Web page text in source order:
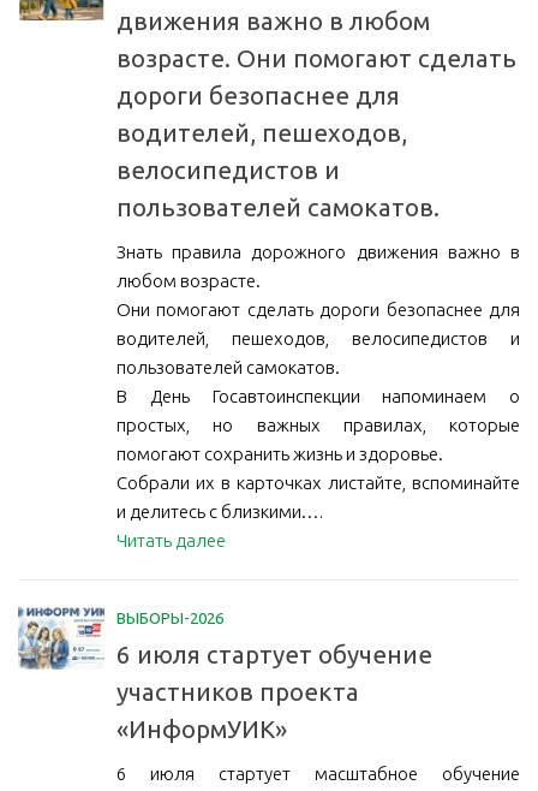
движения важно в любом
возрасте. Они помогают сделать
дороги безопаснее для
водителей, пешеходов,
велосипедистов и
пользователей самокатов.
Знать правила дорожного движения важно в
любом возрасте.
Они помогают сделать дороги безопаснее для
водителей, пешеходов, велосипедистов и
пользователей самокатов.
В День Госавтоинспекции напоминаем о
простых, но важных правилах, которые
помогают сохранить жизнь и здоровье.
Собрали их в карточках листайте, вспоминайте
и делитесь с близкими.…
Читать далее
ВЫБОРЫ-2026
6 июля стартует обучение
участников проекта
«ИнформУИК»
6 июля стартует масштабное обучение